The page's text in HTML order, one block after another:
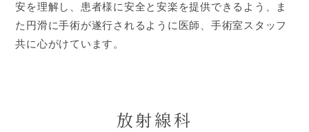
安を理解し、患者様に安全と安楽を提供できるよう、ま
た円滑に手術が遂行されるように医師、手術室スタッフ
共に心がけています。
放射線科